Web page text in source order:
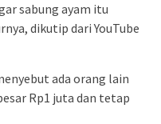
sabung ayam itu
dikutip dari YouTube
ada orang lain
Rp1 juta dan tetap